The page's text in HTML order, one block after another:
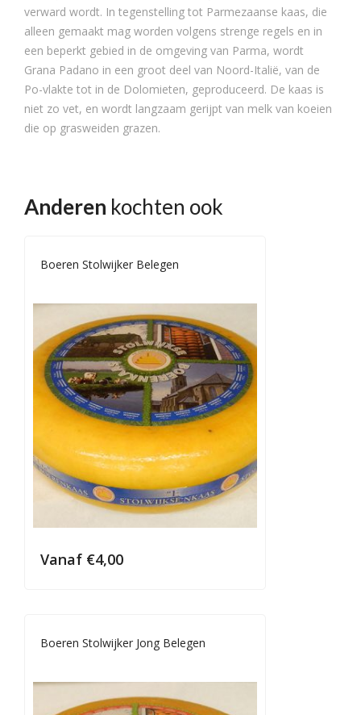
verward wordt. In tegenstelling tot Parmezaanse kaas, die
alleen gemaakt mag worden volgens strenge regels en in
een beperkt gebied in de omgeving van Parma, wordt
Grana Padano in een groot deel van Noord-Italië, van de
Po-vlakte tot in de Dolomieten, geproduceerd. De kaas is
niet zo vet, en wordt langzaam gerijpt van melk van koeien
die op grasweiden grazen.
Anderen kochten ook
Boeren Stolwijker Belegen
Vanaf €4,00
Boeren Stolwijker Jong Belegen